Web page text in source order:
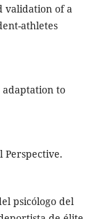
validation of a
athletes
adaptation to
Perspective.
psicólogo del